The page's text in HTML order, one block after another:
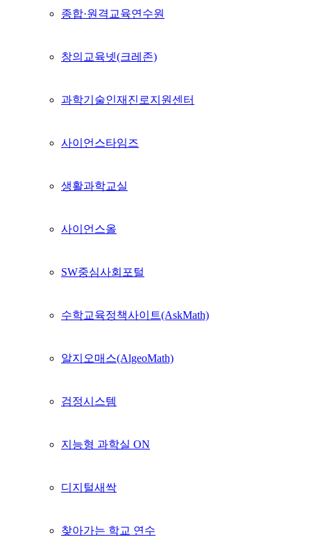
종합·원격교육연수원
창의교육넷(크레존)
과학기술인재진로지원센터
사이언스타임즈
생활과학교실
사이언스올
SW중심사회포털
수학교육정책사이트(AskMath)
알지오매스(AlgeoMath)
검정시스템
지능형 과학실 ON
디지털새싹
찾아가는 학교 연수